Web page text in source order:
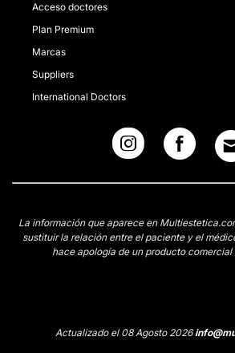
Acceso doctores
Plan Premium
Marcas
Suppliers
International Doctors
La información que aparece en
sustituir la relación entre el paciente y el
hace apología de un producto comercial
Actualizado el 08 Agosto 2026